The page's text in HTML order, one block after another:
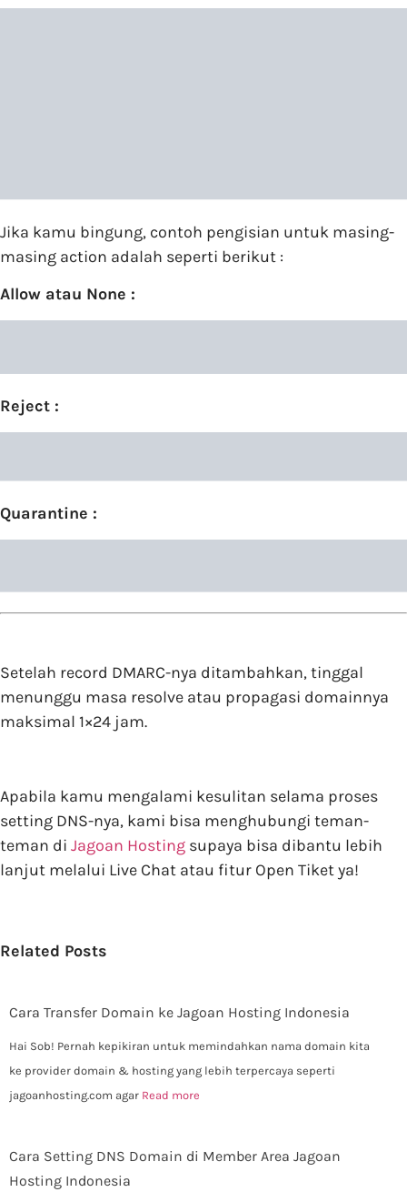
Jika kamu bingung, contoh pengisian untuk masing-
masing action adalah seperti berikut :
Allow atau None :
Reject :
Quarantine :
Setelah record DMARC-nya ditambahkan, tinggal
menunggu masa resolve atau propagasi domainnya
maksimal 1×24 jam.
Apabila kamu mengalami kesulitan selama proses
setting DNS-nya, kami bisa menghubungi teman-
teman di Jagoan Hosting supaya bisa dibantu lebih
lanjut melalui Live Chat atau fitur Open Tiket ya!
Related Posts
Cara Transfer Domain ke Jagoan Hosting Indonesia
Hai Sob! Pernah kepikiran untuk memindahkan nama domain kita
ke provider domain & hosting yang lebih terpercaya seperti
jagoanhosting.com agar Read more
Cara Setting DNS Domain di Member Area Jagoan
Hosting Indonesia